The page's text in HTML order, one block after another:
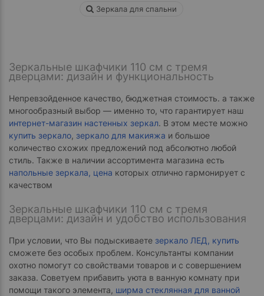
Зеркала для спальни
Зеркальные шкафчики 110 см с тремя
дверцами: дизайн и функциональность
Непревзойденное качество, бюджетная стоимость. а также
многообразный выбор — именно то, что гарантирует наш
интернет-магазин настенных зеркал. В этом месте можно
купить зеркало, зеркало для макияжа и большое
количество схожих предложений под абсолютно любой
стиль. Также в наличии ассортимента магазина есть
напольные зеркала, цена которых отлично гармонирует с
качеством
Зеркальные шкафчики 110 см с тремя
дверцами: дизайн и удобство использования
При условии, что Вы подыскиваете зеркало ЛЕД, купить
сможете без особых проблем. Консультанты компании
охотно помогут со свойствами товаров и с совершением
заказа. Советуем прибавить уюта в ванную комнату при
помощи такого элемента, ширма стеклянная для ванной